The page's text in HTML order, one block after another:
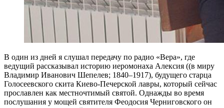
В один из дней я слушал передачу по радио «Вера», где
ведущий рассказывал историю иеромонаха Алексия ((в миру
Владимир Иванович Шепелев; 1840–1917), будущего старца
Голосеевского скита Киево-Печерской лавры, который сейчас
прославлен как местночтимый святой. Однажды во время
послушания у мощей святителя Феодосия Черниговского он